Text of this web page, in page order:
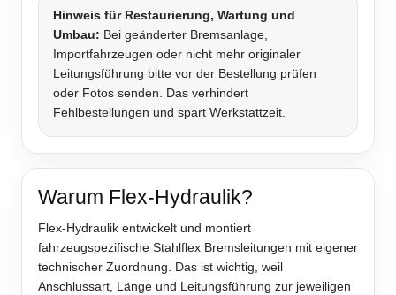
Hinweis für Restaurierung, Wartung und
Umbau: Bei geänderter Bremsanlage,
Importfahrzeugen oder nicht mehr originaler
Leitungsführung bitte vor der Bestellung prüfen
oder Fotos senden. Das verhindert
Fehlbestellungen und spart Werkstattzeit.
Warum Flex-Hydraulik?
Flex-Hydraulik entwickelt und montiert
fahrzeugspezifische Stahlflex Bremsleitungen mit eigener
technischer Zuordnung. Das ist wichtig, weil
Anschlussart, Länge und Leitungsführung zur jeweiligen